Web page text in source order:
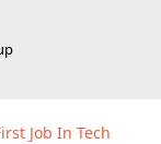
Job In Tech